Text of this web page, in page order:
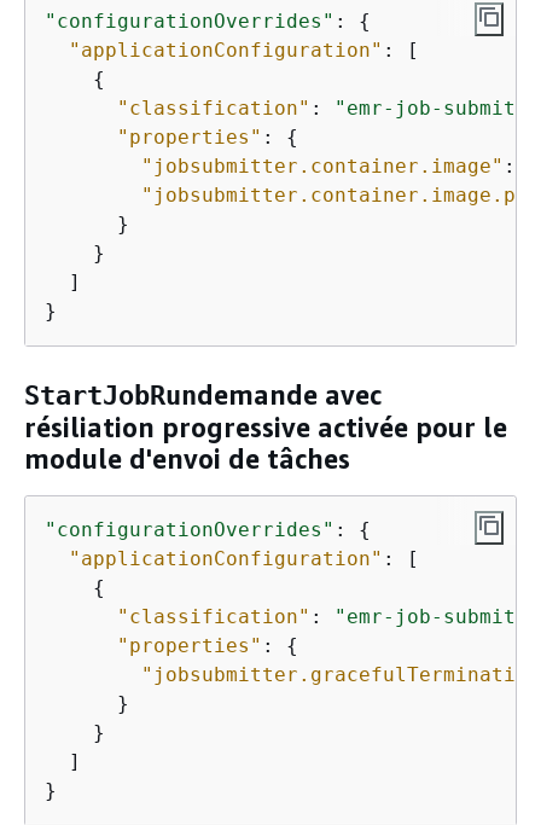
"configurationOverrides" : {
"applicationConfiguration" : [
{
"classification" :
"emr-job-
"properties" : {
"jobsubmitter.container.image" :
      }
    }
  ]
}
StartJobRundemande avec
résiliation progressive activée pour le
module d'envoi de tâches
"configurationOverrides" : {
"applicationConfiguration" : [
{
"classification" :
"emr-job-
"properties" : {
      }
    }
  ]
}